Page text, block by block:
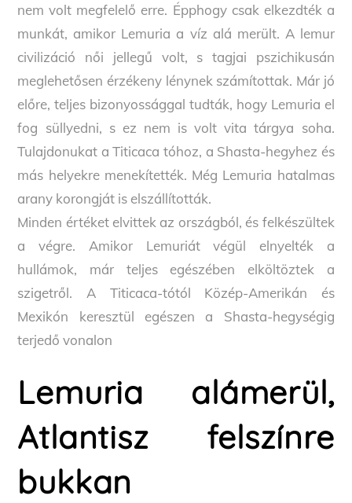
nem volt megfelelő erre. Épphogy csak elkezdték a
munkát, amikor Lemuria a víz alá merült. A lemur
civilizáció női jellegű volt, s tagjai pszichikusán
meglehetősen érzékeny lénynek számítottak. Már jó
előre, teljes bizonyossággal tudták, hogy Lemuria el
fog süllyedni, s ez nem is volt vita tárgya soha.
Tulajdonukat a Titicaca tóhoz, a Shasta-hegyhez és
más helyekre menekítették. Még Lemuria hatalmas
arany korongját is elszállították.
Minden értéket elvittek az országból, és felkészültek
a végre. Amikor Lemuriát végül elnyelték a
hullámok, már teljes egészében elköltöztek a
szigetről. A Titicaca-tótól Közép-Amerikán és
Mexikón keresztül egészen a Shasta-hegységig
terjedő vonalon
Lemuria alámerül,
Atlantisz felszínre
bukkan